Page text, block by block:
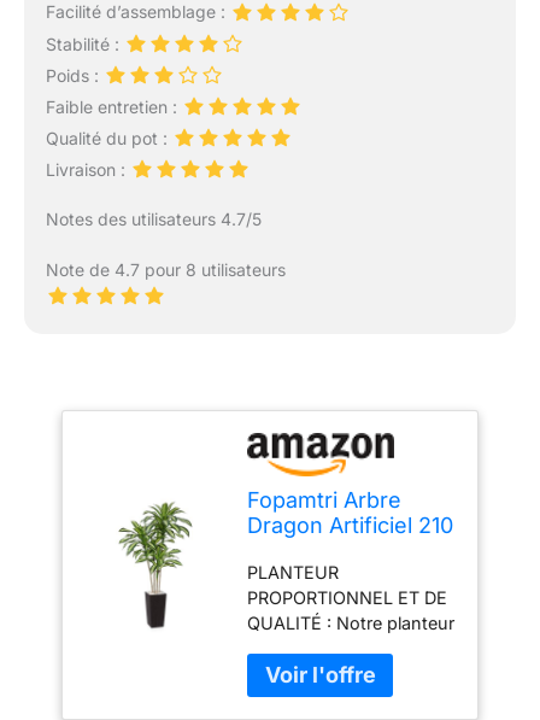
Facilité d’assemblage :
Stabilité :
Poids :
Faible entretien :
Qualité du pot :
Livraison :
Notes des utilisateurs 4.7/5
Note de 4.7 pour 8 utilisateurs
Fopamtri Arbre
Dragon Artificiel 210
Artificielle Interieur,
Tropical Vertes
Fausse Plante,
Dracaena Artificielle
en Marron Pot
Protection pour
PLANTEUR
PROPORTIONNEL ET DE
QUALITÉ : Notre planteur
conçu et dimensionné
pour compléter